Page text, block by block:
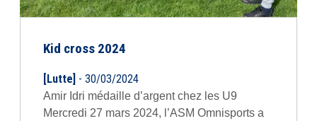
Kid cross 2024
[Lutte] - 30/03/2024
Amir Idri médaille d’argent chez les U9
Mercredi 27 mars 2024, l’ASM Omnisports a